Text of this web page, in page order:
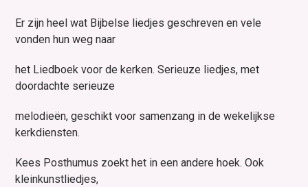
Er zijn heel wat Bijbelse liedjes geschreven en vele
vonden hun weg naar
het Liedboek voor de kerken. Serieuze liedjes, met
doordachte serieuze
melodieën, geschikt voor samenzang in de wekelijkse
kerkdiensten.
Kees Posthumus zoekt het in een andere hoek. Ook
kleinkunstliedjes,